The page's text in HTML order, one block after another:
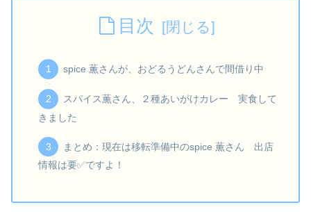
目次
spice 薫さんが、おどるうどんさんで間借り中
スパイス薫さん、２種あいがけカレー 実食して
きました
まとめ：現在は移転準備中のspice 薫さん 出店
情報は要✅ですよ！